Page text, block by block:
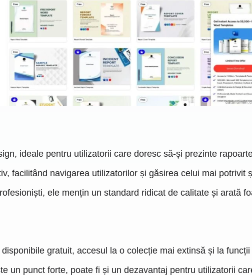
ideale pentru utilizatorii care doresc să-și prezinte
facilitând navigarea utilizatorilor și găsirea celui mai potrivit
ele mențin un standard ridicat de calitate și arată
gratuit, accesul la o colecție mai extinsă și la
un punct forte, poate fi și un dezavantaj pentru utilizatorii